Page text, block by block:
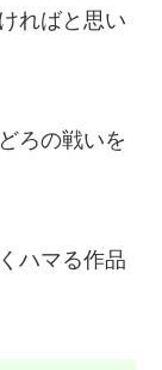
ればと思い
ろの戦いを
ハマる作品